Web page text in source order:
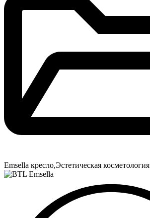
Emsella кресло,Эстетическая косметология